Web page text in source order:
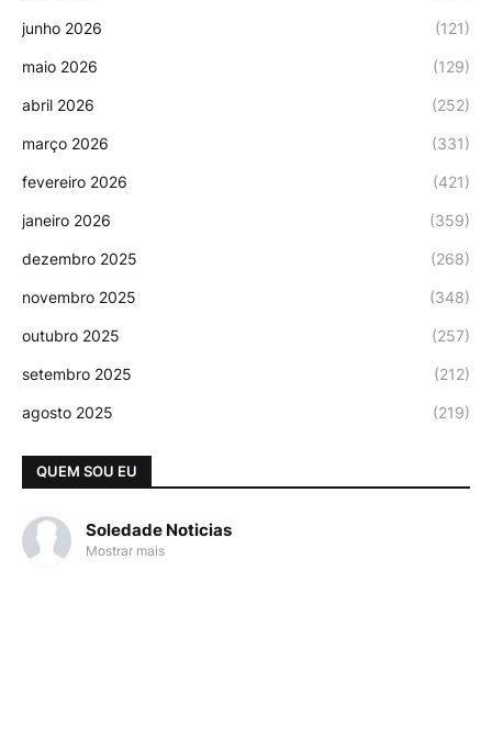
junho 2026 (121)
maio 2026 (129)
abril 2026 (252)
março 2026 (331)
fevereiro 2026 (421)
janeiro 2026 (359)
dezembro 2025 (268)
novembro 2025 (348)
outubro 2025 (257)
setembro 2025 (212)
agosto 2025 (219)
QUEM SOU EU
Soledade Noticias
Mostrar mais